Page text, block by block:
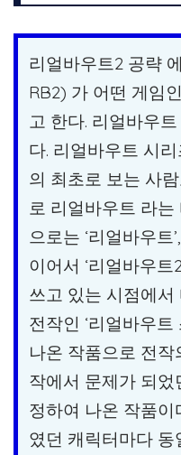
리얼바우트2 공략
RB2) 가 어떤 게임
고 한다. 리얼바우
다. 리얼바우트 시
의 최초로 보는 사
로 리얼바우트 라
으로는 ‘리얼바우트
이어서 ‘리얼바우
쓰고 있는 시점에서
전작인 ‘리얼바우트
나온 작품으로 전작
작에서 문제가 되
정하여 나온 작품이
였던 캐릭터마다 동